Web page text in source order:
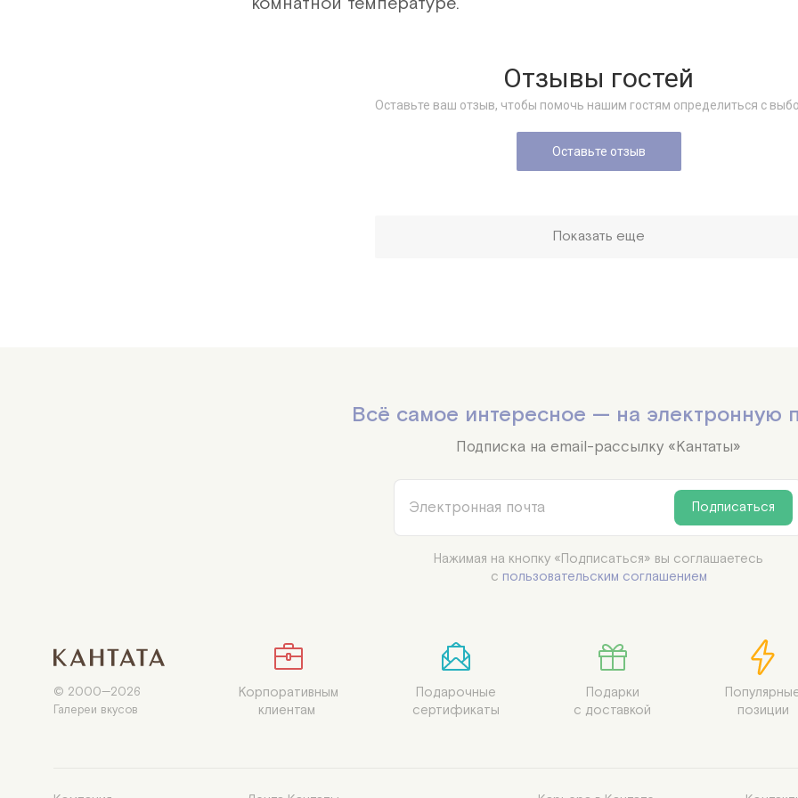
Отзывы гостей
Оставьте ваш отзыв, чтобы помочь нашим гостям определиться с
Оставьте отзыв
Показать еще
Всё самое интересное — на электронную
Подписка на email-рассылку «Кантаты»
Подписаться
Нажимая на кнопку «Подписаться» вы соглашаетесь
с пользовательским соглашением
© 2000—2026
Галереи вкусов
Корпоративным
клиентам
Подарочные
сертификаты
Подарки
с доставкой
позиции